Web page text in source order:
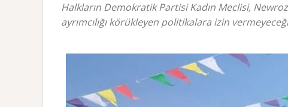
Halkların Demokratik Partisi Kadın Meclisi, Newroz
ayrımcılığı körükleyen politikalara izin